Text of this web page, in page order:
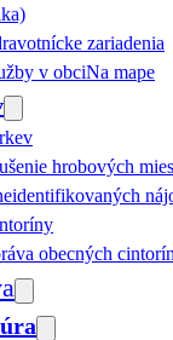
zariadenia
v obciNa mape
hrobových
obecných